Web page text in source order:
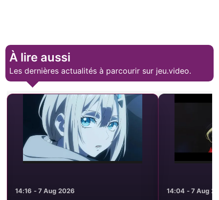
À lire aussi
Les dernières actualités à parcourir sur jeu.video.
2026 14:04 - 7 Aug 2026